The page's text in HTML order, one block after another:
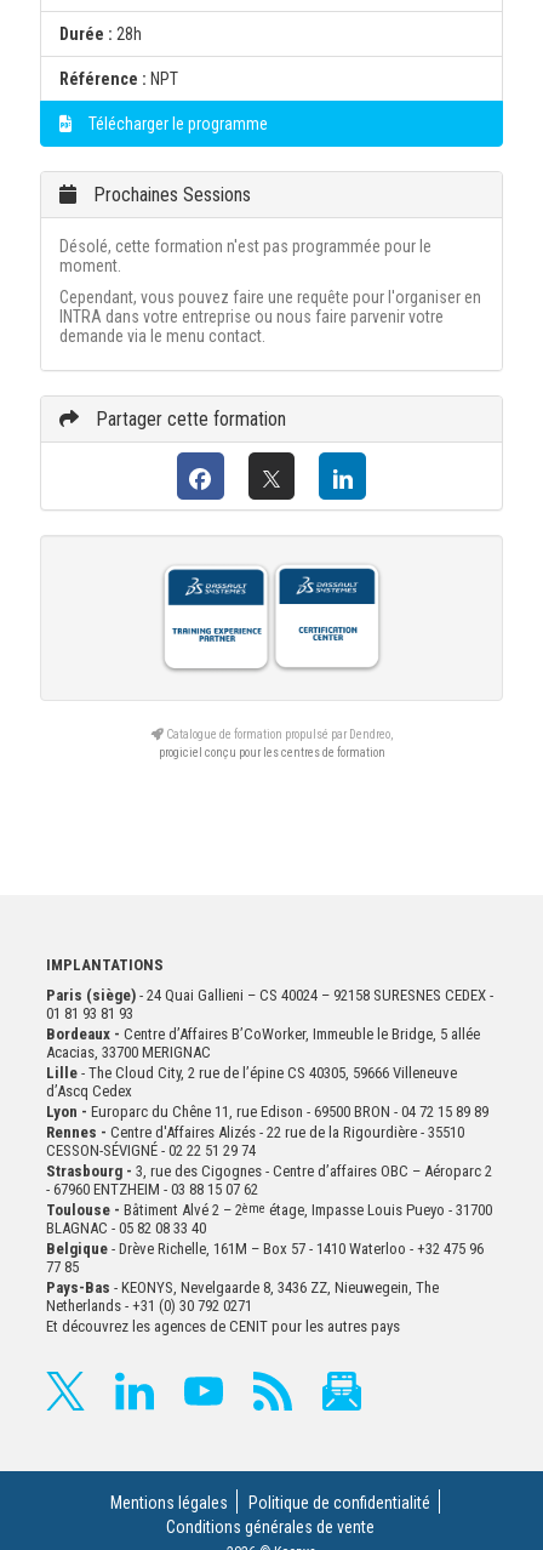
Durée : 28h
Référence : NPT
Télécharger le programme
Prochaines Sessions
Désolé, cette formation n'est pas programmée pour le
moment.
Cependant, vous pouvez faire une requête pour l'organiser en
INTRA dans votre entreprise ou nous faire parvenir votre
demande via le menu contact.
Partager cette formation
Catalogue de formation propulsé par Dendreo,
progiciel conçu pour les centres de formation
IMPLANTATIONS
Paris (siège) - 24 Quai Gallieni – CS 40024 – 92158 SURESNES CEDEX -
01 81 93 81 93
Bordeaux - Centre d’Affaires B’CoWorker, Immeuble le Bridge, 5 allée
Acacias, 33700 MERIGNAC
Lille- The Cloud City, 2 rue de l’épine CS 40305, 59666 Villeneuve
d’Ascq Cedex
Lyon - Europarc du Chêne 11, rue Edison - 69500 BRON - 04 72 15 89 89
Rennes - Centre d'Affaires Alizés - 22 rue de la Rigourdière - 35510
CESSON-SÉVIGNÉ - 02 22 51 29 74
Strasbourg - 3, rue des Cigognes - Centre d’affaires OBC – Aéroparc 2
- 67960 ENTZHEIM - 03 88 15 07 62
Toulouse - Bâtiment Alvé 2 – 2ème étage, Impasse Louis Pueyo - 31700
BLAGNAC - 05 82 08 33 40
Belgique- Drève Richelle, 161M – Box 57 - 1410 Waterloo - +32 475 96
77 85
Pays-Bas - KEONYS, Nevelgaarde 8, 3436 ZZ, Nieuwegein, The
Netherlands - +31 (0) 30 792 0271
Et découvrez les agences de CENIT pour les autres pays
Mentions légales
Politique de confidentialité
Conditions générales de vente